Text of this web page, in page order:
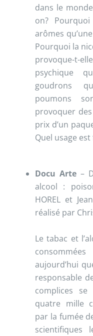
dans le
on?
arômes
Pourquoi la
provoque-t-
psychique
goudrons
poumons
provoquer
prix d’un
Quel usage
Docu Arte –
alcool :
HOREL et
réalisé par
Le tabac et
aujourd’hui
responsable
complices
quatre mille
par la fumée
scientifiques